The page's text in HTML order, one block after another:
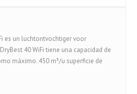
es un luchtontvochtiger voor
40 WiFi tiene una capacidad de
máximo. 450 m³/u superficie de